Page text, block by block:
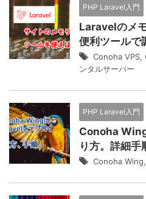
PHP Laravel入門
Laravelのメ
便利ツールで
Conoha VPS,
ンタルサーバー
PHP Laravel入門
Conoha
り方。詳細手
Conoha Wing,